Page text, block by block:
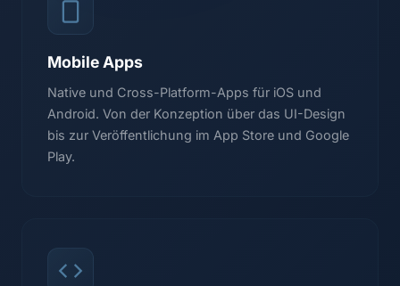
Mobile Apps
Native und Cross-Platform-Apps für iOS und
Android. Von der Konzeption über das UI-Design
bis zur Veröffentlichung im App Store und Google
Play.